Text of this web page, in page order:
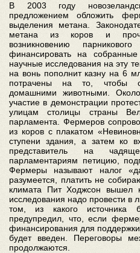
В 2003 году
предложением обложить
выделения метана.
метана из коров и
возникновению
финансировать на
научные исследования на эту
на вонь пополнит казну на 6
потрачены на то, чтобы
домашними животными.
участие в демонстрации
улицам столицы страны
парламента. Фермеров
из коров с плакатом
ступени здания, а затем ко
представитель на
парламентариям петицию,
Фермеры называют налог
разумеется, платить не
климата Пит Ходжсон
исследования надо провести в
том, из какого источника
предупредил, что, если
финансирования для
будет введен. Переговоры
продолжаются.